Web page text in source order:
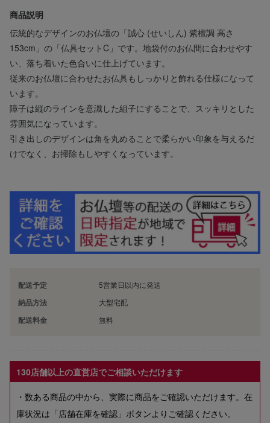
商品説明
伝統的なデザインのお仏壇の「誠心 (せいしん) 紫檀調 高さ
153cm」の「仏具セットC」です。地袋付のお仏間に合わせやす
い、落ち着いた色合いに仕上げています。
従来のお仏壇に合わせたお仏具もしっかりと飾れる仕様になって
います。
障子は縦のラインを意識した組子にすることで、スッキリとした
雰囲気になっています。
引き出しのデザインは角を丸めることで柔らかい印象を与えるだ
けでなく、お掃除もしやすくなっています。
配送予定 5営業日以内に発送
納品方法 大型宅配
配送料金 無料
130店舗以上の直営店でご相談いただけます
・数ある商品の中から、実際に商品をご確認いただけます。在
庫状況は「店舗在庫を確認」ボタンよりご確認ください。